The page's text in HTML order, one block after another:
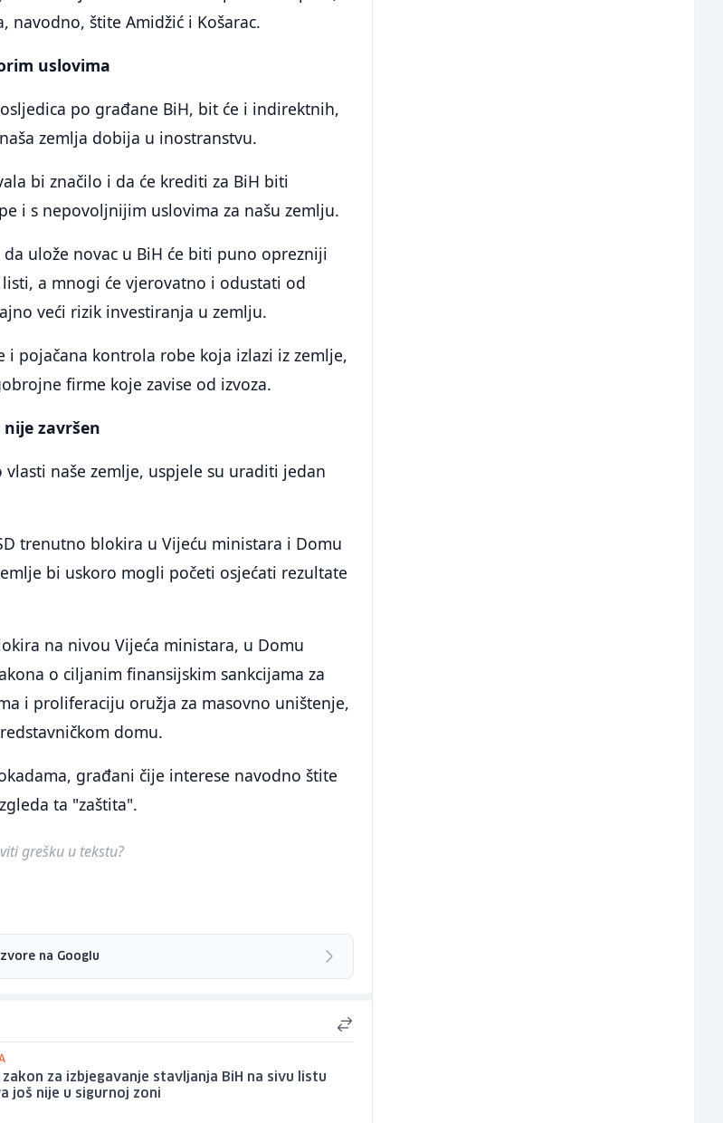
navodno, štite Amidžić i Košarac.
uslovima
po građane BiH, bit će i indirektnih,
zemlja dobija u inostranstvu.
bi značilo i da će krediti za BiH biti
i s nepovoljnijim uslovima za našu zemlju.
ulože novac u BiH će biti puno oprezniji
a mnogi će vjerovatno i odustati od
veći rizik investiranja u zemlju.
i pojačana kontrola robe koja izlazi iz zemlje,
firme koje zavise od izvoza.
završen
naše zemlje, uspjele su uraditi jedan
trenutno blokira u Vijeću ministara i Domu
bi uskoro mogli početi osjećati rezultate
na nivou Vijeća ministara, u Domu
o ciljanim finansijskim sankcijama za
i proliferaciju oružja za masovno uništenje,
domu.
građani čije interese navodno štite
ta "zaštita".
grešku u tekstu?
na Googlu
za izbjegavanje stavljanja BiH na sivu listu
još nije u sigurnoj zoni